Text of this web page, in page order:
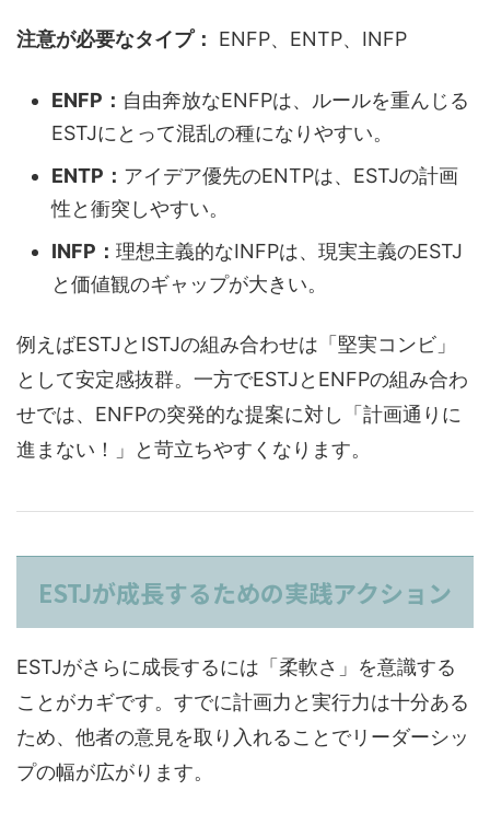
注意が必要なタイプ： ENFP、ENTP、INFP
ENFP： 自由奔放なENFPは、ルールを重んじる
ESTJにとって混乱の種になりやすい。
ENTP： アイデア優先のENTPは、ESTJの計画
性と衝突しやすい。
INFP： 理想主義的なINFPは、現実主義のESTJ
と価値観のギャップが大きい。
例えばESTJとISTJの組み合わせは「堅実コンビ」
として安定感抜群。一方でESTJとENFPの組み合わ
せでは、ENFPの突発的な提案に対し「計画通りに
進まない！」と苛立ちやすくなります。
ESTJが成長するための実践アクション
ESTJがさらに成長するには「柔軟さ」を意識する
ことがカギです。すでに計画力と実行力は十分ある
ため、他者の意見を取り入れることでリーダーシッ
プの幅が広がります。